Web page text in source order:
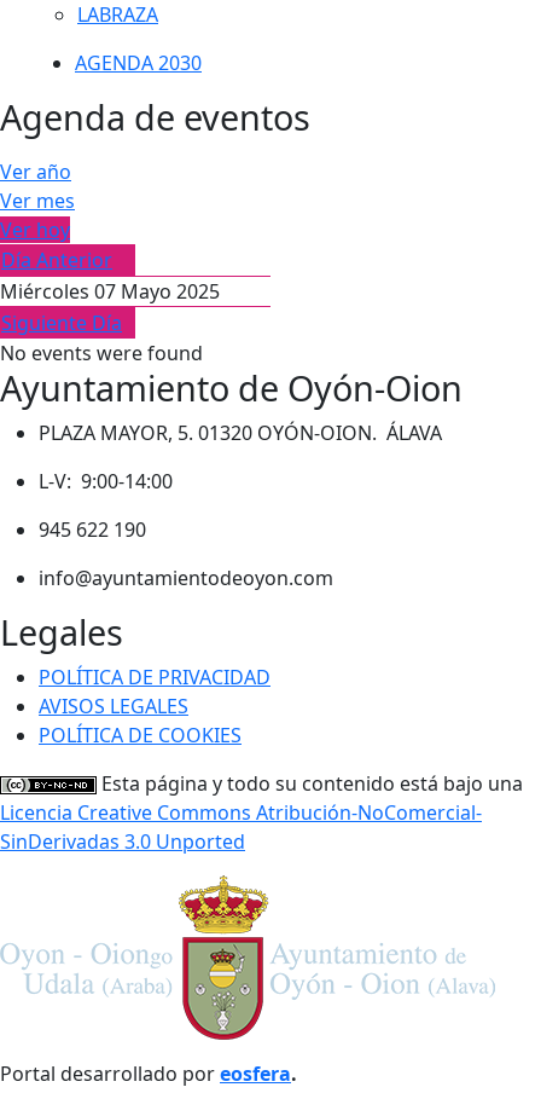
LABRAZA
AGENDA 2030
Agenda de eventos
Ver año
Ver mes
Ver hoy
Día Anterior
Miércoles 07 Mayo 2025
Siguiente Día
No events were found
Ayuntamiento de Oyón-Oion
PLAZA MAYOR, 5. 01320 OYÓN-OION. ÁLAVA
L-V: 9:00-14:00
945 622 190
info@ayuntamientodeoyon.com
Legales
POLÍTICA DE PRIVACIDAD
AVISOS LEGALES
POLÍTICA DE COOKIES
Esta página y todo su contenido está bajo una
Licencia Creative Commons Atribución-NoComercial-
SinDerivadas 3.0 Unported
Portal desarrollado poreosfera.